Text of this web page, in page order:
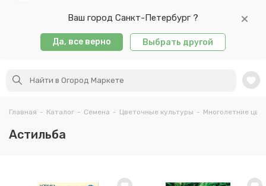
Ваш город Санкт-Петербург ?
Да, все верно Выбрать другой
Главная - Каталог - Семена - Цветочные культуры - Многолетние
Астильба